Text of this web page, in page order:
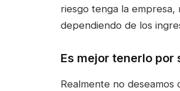
riesgo tenga la
dependiendo de los
Es mejor tenerlo por
Realmente no